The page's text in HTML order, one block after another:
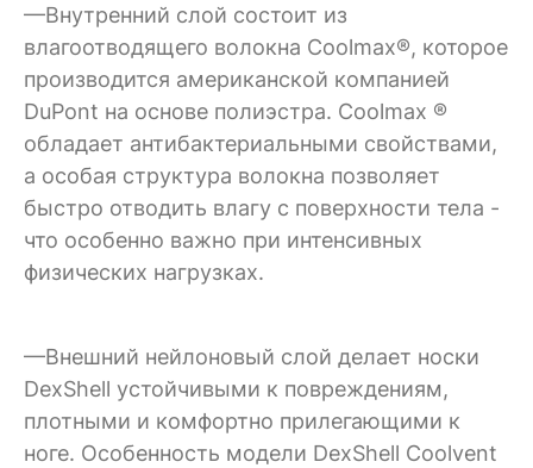
—Внутренний слой состоит из
влагоотводящего волокна Coolmax®, которое
производится американской компанией
DuPont на основе полиэстра. Coolmax ®
обладает антибактериальными свойствами,
а особая структура волокна позволяет
быстро отводить влагу с поверхности тела -
что особенно важно при интенсивных
физических нагрузках.
—Внешний нейлоновый слой делает носки
DexShell устойчивыми к повреждениям,
плотными и комфортно прилегающими к
ноге. Особенность модели DexShell Coolvent